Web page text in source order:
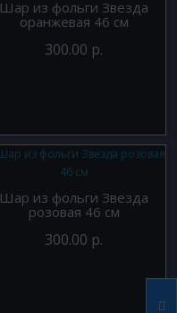
Шар из фольги Звезда
оранжевая 46 см
300.00 р.
Шар из фольги Звезда
розовая 46 см
300.00 р.